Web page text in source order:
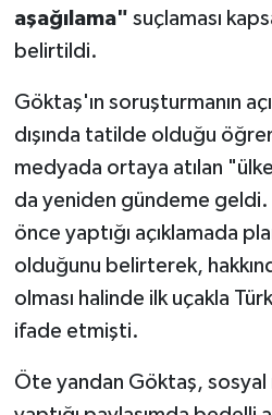
aşağılama" suçlaması
belirtildi.
Göktaş'ın soruşturmanın
dışında tatilde olduğu
medyada ortaya atılan
da yeniden gündeme
önce yaptığı açıklamada
olduğunu belirterek,
olması halinde ilk uçakla
ifade etmişti.
Öte yandan Göktaş, sosyal